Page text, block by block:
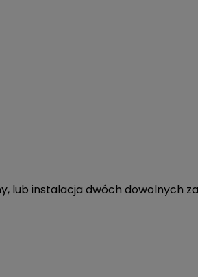
lub instalacja dwóch dowolnych